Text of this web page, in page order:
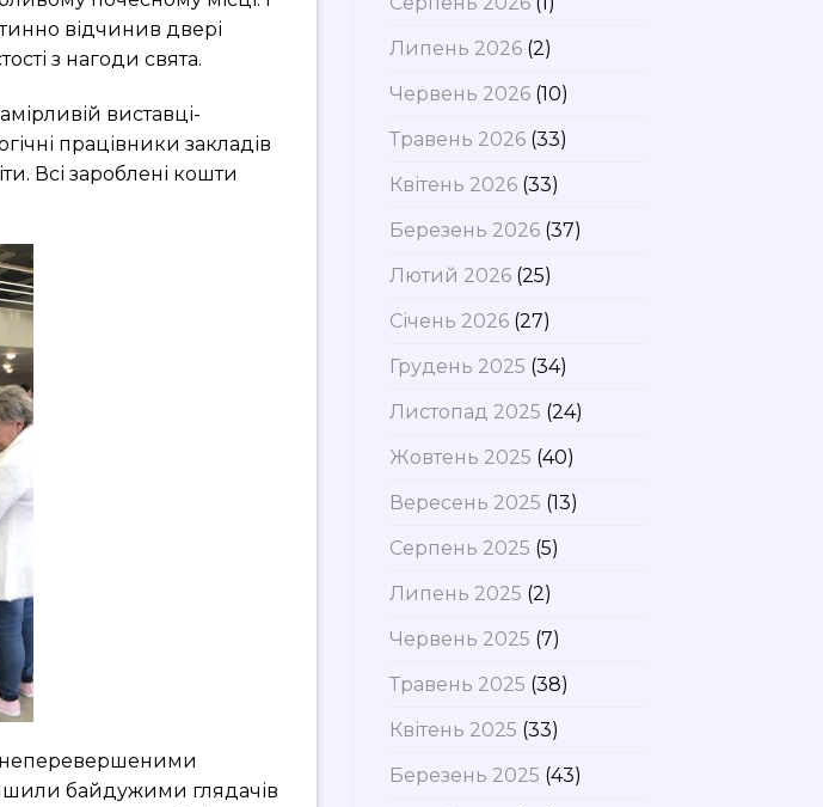
відчинив двері
з нагоди свята.
виставці-
працівники закладів
Всі зароблені кошти
неперевершеними
байдужими глядачів
Липень 2026(2)
Червень 2026(10)
Травень 2026(33)
Квітень 2026(33)
Березень 2026(37)
Лютий 2026(25)
Січень 2026(27)
Грудень 2025 (34)
Листопад 2025 (24)
Жовтень 2025 (40)
Вересень 2025 (13)
Серпень 2025 (5)
Липень 2025 (2)
Червень 2025 (7)
Травень 2025 (38)
Квітень 2025 (33)
Березень 2025 (43)